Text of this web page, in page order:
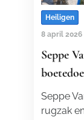
Heiligen
8 april 2026
Seppe
Seppe
rugzak